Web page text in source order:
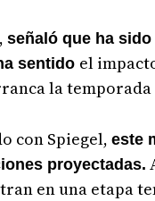
señaló que ha
sentido el
la
con Spiegel, este
proyectadas.
en una etapa